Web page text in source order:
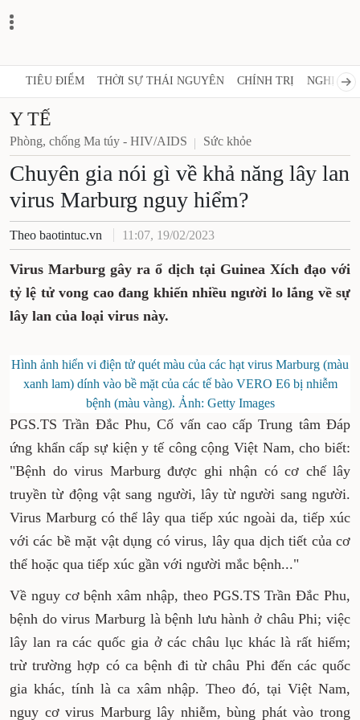
TIÊU ĐIỂM THỜI SỰ THÁI NGUYÊN CHÍNH TRỊ NGHỊ
Y TẾ
Phòng, chống Ma túy - HIV/AIDS Sức khỏe
Chuyên gia nói gì về khả năng lây lan
virus Marburg nguy hiểm?
Theo baotintuc.vn 11:07, 19/02/2023
Virus Marburg gây ra ổ dịch tại Guinea Xích đạo với
tỷ lệ tử vong cao đang khiến nhiều người lo lắng về sự
lây lan của loại virus này.
Hình ảnh hiển vi điện tử quét màu của các hạt virus Marburg (màu
xanh lam) dính vào bề mặt của các tế bào VERO E6 bị nhiễm
bệnh (màu vàng). Ảnh: Getty Images
PGS.TS Trần Đắc Phu, Cố vấn cao cấp Trung tâm Đáp
ứng khẩn cấp sự kiện y tế công cộng Việt Nam, cho biết:
"Bệnh do virus Marburg được ghi nhận có cơ chế lây
truyền từ động vật sang người, lây từ người sang người.
Virus Marburg có thể lây qua tiếp xúc ngoài da, tiếp xúc
với các bề mặt vật dụng có virus, lây qua dịch tiết của cơ
thể hoặc qua tiếp xúc gần với người mắc bệnh..."
Về nguy cơ bệnh xâm nhập, theo PGS.TS Trần Đắc Phu,
bệnh do virus Marburg là bệnh lưu hành ở châu Phi; việc
lây lan ra các quốc gia ở các châu lục khác là rất hiếm;
trừ trường hợp có ca bệnh đi từ châu Phi đến các quốc
gia khác, tính là ca xâm nhập. Theo đó, tại Việt Nam,
nguy cơ virus Marburg lây nhiễm, bùng phát vào trong